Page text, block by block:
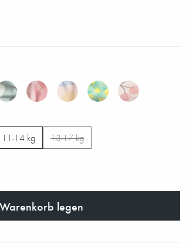
11-14 kg 13-17 kg
legen